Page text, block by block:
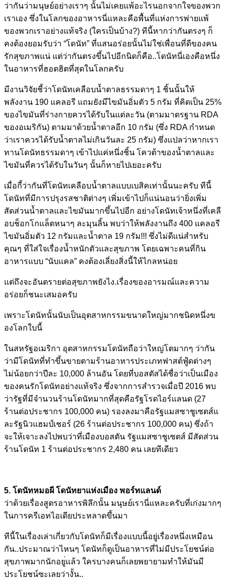
ว่ากันว่ามนุษย์อย่างเราๆ นั้นไม่เคยแพ้อะไรนอกจากใจของพวก
เราเอง ซึ่งในโลกของอาหารนี่แหละคือพื้นที่แห่งการพ่ายแพ้
ของพวกเราอย่างแท้จริง (ใครเป็นบ้าง?) ทีนี้หากว่ากันตรงๆ ก็
คงต้องยอมรับว่า “โดนัท” ที่แสนอร่อยนั้นไม่ใช่เพื่อนที่ดีของคน
รักสุขภาพแน่ แต่ว่ากันตรงขึ้นไปอีกนิดก็คือ..โดนัทนี่เองคือหนึ่ง
ในอาหารที่ฮอตฮิตที่สุดในโลกครับ
มีงานวิจัยชี้ว่าโดนัทเคลือบน้ำตาลธรรมดาๆ 1 ชิ้นนั้นให้
พลังงาน 190 แคลอรี แถมยังมีไขมันอิ่มตัว 5 กรัม ที่คิดเป็น 25%
ของไขมันที่ร่างกายควรได้รับในแต่ละวัน (ตามมาตรฐาน RDA
ของอเมริกัน) ตามมาด้วยน้ำตาลอีก 10 กรัม (ซึ่ง RDA กำหนด
ว่าเราควรได้รับน้ำตาลไม่เกินวันละ 25 กรัม) ซึ่งแปลว่าหากเรา
ทานโดนัทธรรมดาๆ เข้าไปแค่หนึ่งชิ้น โควต้าของน้ำตาลและ
ไขมันที่ควรได้รับในวันๆ นั้นก็หายไปเยอะครับ
เมื่อกี้ว่ากันที่โดนัทเคลือบน้ำตาลแบบเบสิคเท่านั้นนะครับ ทีนี้
โดนัทที่มีการปรุงรสชาติต่างๆ เพิ่มเข้าไปก็แน่นอนว่ายิ่งเพิ่ม
สัดส่วนน้ำตาลและไขมันมากขึ้นไปอีก อย่างโดนัทเจ้าหนึ่งที่เคลื
อบช็อกโกแล็ตหนาๆ ละมุนลิ้น พบว่าให้พลังงานถึง 400 แคลอรี
ไขมันอิ่มตัว 12 กรัมและน้ำตาล 19 กรัม!!! ซึ่งไม่ดีแน่สำหรับ
คุณๆ ที่ใส่ใจเรื่องน้ำหนักตัวและสุขภาพ โดยเฉพาะคนที่กิน
อาหารแบบ “นับแคล” คงต้องเลี่ยงสิ่งนี้ให้ไกลหน่อย
แต่ถึงจะอันตรายต่อสุขภาพยังไง.เรื่องของอารมณ์และความ
อร่อยก็ชนะเสมอครับ
เพราะโดนัทนั้นนับเป็นอุตสาหกรรมขนาดใหญ่มากชนิดหนึ่งข
องโลกใบนี้
ในสหรัฐอเมริกา อุตสาหกรรมโดนัทถือว่าใหญ่โตมากๆ ว่ากัน
ว่ามีโดนัทที่ทำขึ้นขายตามร้านอาหารประเภทฟาสต์ฟู้ดต่างๆ
ไม่น้อยกว่าปีละ 10,000 ล้านอัน โดยที่บอสตัสได้ชื่อว่าเป็นเมือง
ของคนรักโดนัทอย่างแท้จริง ซึ่งจากการสำรวจเมื่อปี 2016 พบ
ว่ารัฐที่มีจำนวนร้านโดนัทมากที่สุดคือรัฐโรดไอร์แลนด (27
ร้านต่อประชากร 100,000 คน) รองลงมาคือรัฐแมสซาชูเซตส์แ
ละรัฐนิวแฮมป์เชอร์ (26 ร้านต่อประชากร 100,000 คน) ซึ่งถ้า
จะให้เจาะลงไปพบว่าที่เมืองบอสตัน รัฐแมสซาชูเซตส์ มีสัดส่วน
ร้านโดนัท 1 ร้านต่อประชากร 2,480 คน เลยทีเดียว
5. โดนัทหมอผี โดนัทยาแห่งเมือง พอร์ทแลนด์
ว่าด้วยเรื่องสูตรอาหารพิลึกนั้น มนุษย์เรานี่แหละครับที่เก่งมากๆ
ในการครีเอทไอเดียประหลาดขึ้นมา
ทีนี้ในเรื่องเล่าเกี่ยวกับโดนัทก็มีเรื่องแบบนี้อยู่เรื่องหนึ่งเหมือน
กัน..ประมาณว่าไหนๆ โดนัทก็ดูเป็นอาหารที่ไม่มีประโยชน์ต่อ
สุขภาพมากนักอยู่แล้ว ใครบางคนก็เลยพยายามทำให้มันมี
ประโยชน์ซะเลยว่างั้น..